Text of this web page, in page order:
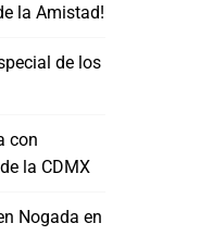
la Amistad!
de los
con
la CDMX
Nogada en